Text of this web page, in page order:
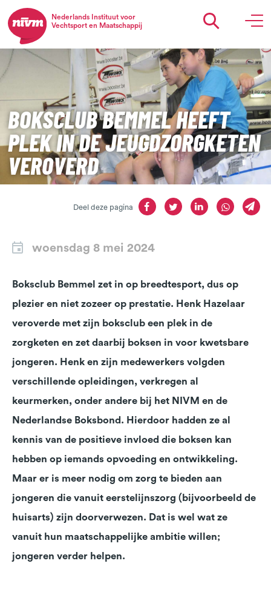
Nederlands Instituut voor
Vechtsport en Maatschappij
BOKSCLUB BEMMEL HEEFT
PLEK IN DE JEUGDZORGKETEN
VEROVERD
Deel deze pagina
woensdag 8 mei 2024
Boksclub Bemmel zet in op breedtesport, dus op
plezier en niet zozeer op prestatie. Henk Hazelaar
veroverde met zijn boksclub een plek in de
zorgketen en zet daarbij boksen in voor kwetsbare
jongeren. Henk en zijn medewerkers volgden
verschillende opleidingen, verkregen al
keurmerken, onder andere bij het NIVM en de
Nederlandse Boksbond. Hierdoor hadden ze al
kennis van de positieve invloed die boksen kan
hebben op iemands opvoeding en ontwikkeling.
Maar er is meer nodig om zorg te bieden aan
jongeren die vanuit eerstelijnszorg (bijvoorbeeld de
huisarts) zijn doorverwezen. Dat is wel wat ze
vanuit hun maatschappelijke ambitie willen;
jongeren verder helpen.